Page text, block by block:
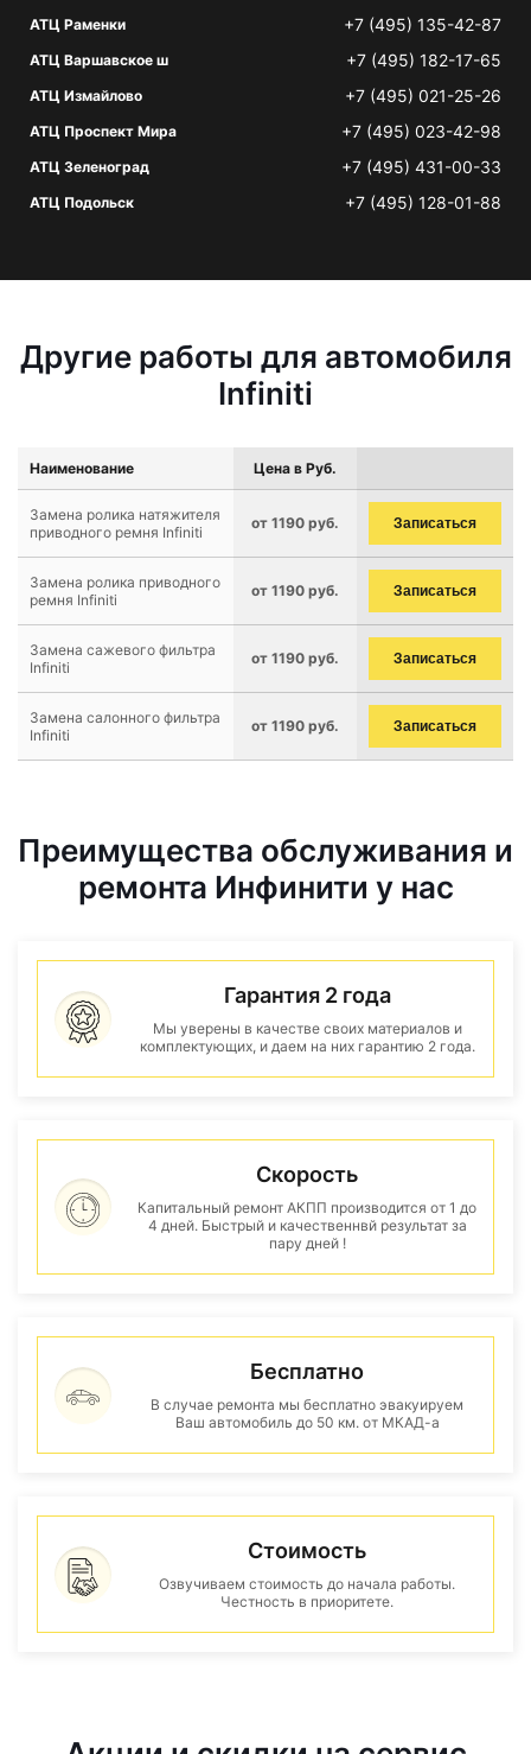
АТЦ Раменки +7 (495) 135-42-87
АТЦ Варшавское ш +7 (495) 182-17-65
АТЦ Измайлово +7 (495) 021-25-26
АТЦ Проспект Мира +7 (495) 023-42-98
АТЦ Зеленоград +7 (495) 431-00-33
АТЦ Подольск +7 (495) 128-01-88
Другие работы для автомобиля
Infiniti
Наименование Цена в Руб.
Замена ролика натяжителя
приводного ремня Infiniti
от 1190 руб. Записаться
Замена ролика приводного
ремня Infiniti
от 1190 руб. Записаться
Замена сажевого фильтра
Infiniti
от 1190 руб. Записаться
Замена салонного фильтра
Infiniti
от 1190 руб. Записаться
Преимущества обслуживания и
ремонта Инфинити у нас
Гарантия 2 года
Мы уверены в качестве своих материалов и
комплектующих, и даем на них гарантию 2 года.
Скорость
Капитальный ремонт АКПП производится от 1 до
4 дней. Быстрый и качественнвй результат за
пару дней !
Бесплатно
В случае ремонта мы бесплатно эвакуируем
Ваш автомобиль до 50 км. от МКАД-а
Стоимость
Озвучиваем стоимость до начала работы.
Честность в приоритете.